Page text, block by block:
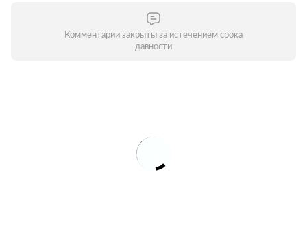
Комментарии закрыты за истечением срока
давности